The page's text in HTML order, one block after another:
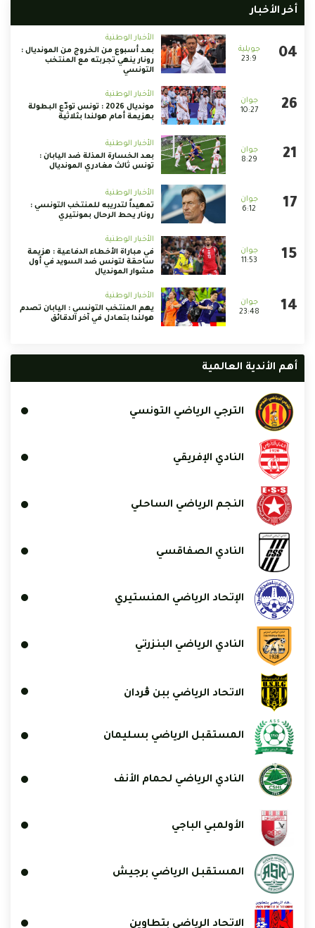
أخر الأخبار
23:9
الأخبار الوطنية
بعد أسبوع من الخروج من المونديال :
رونار ينهي تجربته مع المنتخب
التونسي
10:27
الأخبار الوطنية
مونديال 2026 : تونس تودّع البطولة
بهزيمة أمام هولندا بثلاثية
8:29
الأخبار الوطنية
بعد الخسارة المذلة ضد اليابان :
تونس ثالث مغادري المونديال
6:12
الأخبار الوطنية
تمهيداً لتدريبه للمنتخب التونسي :
رونار يحط الرحال بمونتيري
11:53
الأخبار الوطنية
في مباراة الأخطاء الدفاعية : هزيمة
ساحقة لتونس ضد السويد في أول
مشوار المونديال
23:48
الأخبار الوطنية
يهم المنتخب التونسي : اليابان تصدم
هولندا بتعادل في آخر الدقائق
أهم الأندية العالمية
الترجي الرياضي التونسي
النادي الإفريقي
النجم الرياضي الساحلي
النادي الصفاقسي
الإتحاد الرياضي المنستيري
النادي الرياضي البنزرتي
الاتحاد الرياضي ببن ڨردان
المستقبل الرياضي بسليمان
النادي الرياضي لحمام الأنف
الأولمبي الباجي
المستقبل الرياضي برجيش
الاتحاد الرياضي بتطاوين